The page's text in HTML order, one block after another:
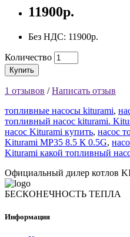
11900р.
Без НДС: 11900р.
Количество
Купить
1 отзывов /Написать отзыв
топливные насосы kiturami,
топливный насос kiturami.
насос Kiturami купить, насос
Kiturami МР35 8.5 К 0.5G,
Kiturami какой топливный
Официальный дилер котлов
БЕСКОНЕЧНОСТЬ ТЕПЛА
Информация